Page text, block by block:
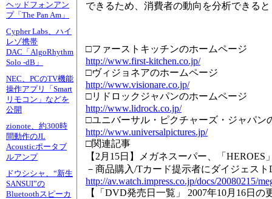
ヘッドフォンアン
プ「The Pan Am」
Cypher Labs、ハイ
レゾ携帯
DAC「AlgoRhythm
Solo -dB」
NEC、PCのTV機能
操作アプリ「Smart
リモコン」などを
公開
zionote、約300時
間動作のJL
Acousticポータブ
ルアンプ
ドウシシャ、“新生
SANSUI”の
Bluetoothスピーカ
できるため、消費者の動向を分析できる
□ファーストキッチンのホームページ
http://www.first-kitchen.co.jp/
□ヴィジョネアのホームページ
http://www.visionare.co.jp/
□リドロックジャパンのホームページ
http://www.lidrock.co.jp/
□ユニバーサル・ピクチャーズ・ジャパン
http://www.universalpictures.jp/
□関連記事
【2月15日】メガネスーパー、「
－商品購入/Tカード提示者にダイジェス
http://av.watch.impress.co.jp/docs/20080215/
【「DVD発売日一覧」 2007年10月16日の